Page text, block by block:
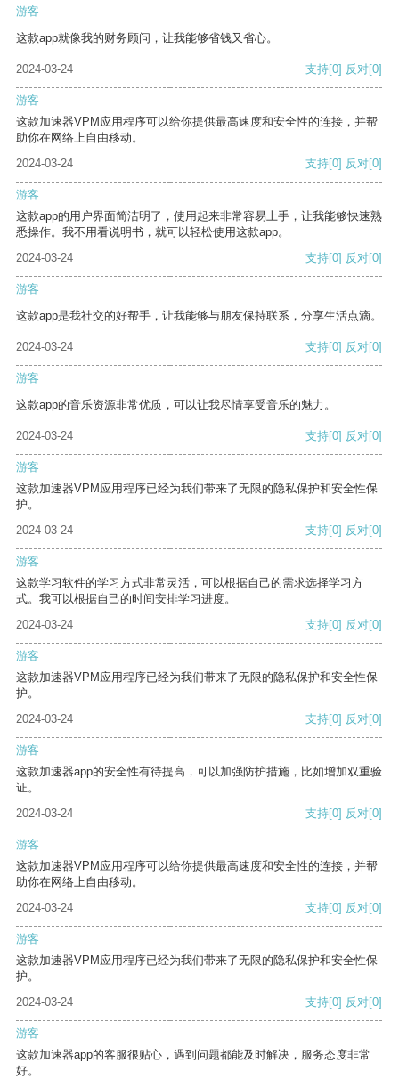
游客
这款app就像我的财务顾问，让我能够省钱又省心。
2024-03-24 支持[0] 反对[0]
游客
这款加速器VPM应用程序可以给你提供最高速度和安全性的连接，并帮
助你在网络上自由移动。
2024-03-24
支持[0] 反对[0]
游客
这款app的用户界面简洁明了，使用起来非常容易上手，让我能够快速熟
悉操作。我不用看说明书，就可以轻松使用这款app。
2024-03-24
支持[0] 反对[0]
游客
这款app是我社交的好帮手，让我能够与朋友保持联系，分享生活点滴。
2024-03-24 支持[0] 反对[0]
游客
这款app的音乐资源非常优质，可以让我尽情享受音乐的魅力。
2024-03-24 支持[0] 反对[0]
游客
这款加速器VPM应用程序已经为我们带来了无限的隐私保护和安全性保
护。
2024-03-24
支持[0] 反对[0]
游客
这款学习软件的学习方式非常灵活，可以根据自己的需求选择学习方
式。我可以根据自己的时间安排学习进度。
2024-03-24
支持[0] 反对[0]
游客
这款加速器VPM应用程序已经为我们带来了无限的隐私保护和安全性保
护。
2024-03-24
支持[0] 反对[0]
游客
这款加速器app的安全性有待提高，可以加强防护措施，比如增加双重验
证。
2024-03-24
支持[0] 反对[0]
游客
这款加速器VPM应用程序可以给你提供最高速度和安全性的连接，并帮
助你在网络上自由移动。
2024-03-24
支持[0] 反对[0]
游客
这款加速器VPM应用程序已经为我们带来了无限的隐私保护和安全性保
护。
2024-03-24
支持[0] 反对[0]
游客
这款加速器app的客服很贴心，遇到问题都能及时解决，服务态度非常
好。